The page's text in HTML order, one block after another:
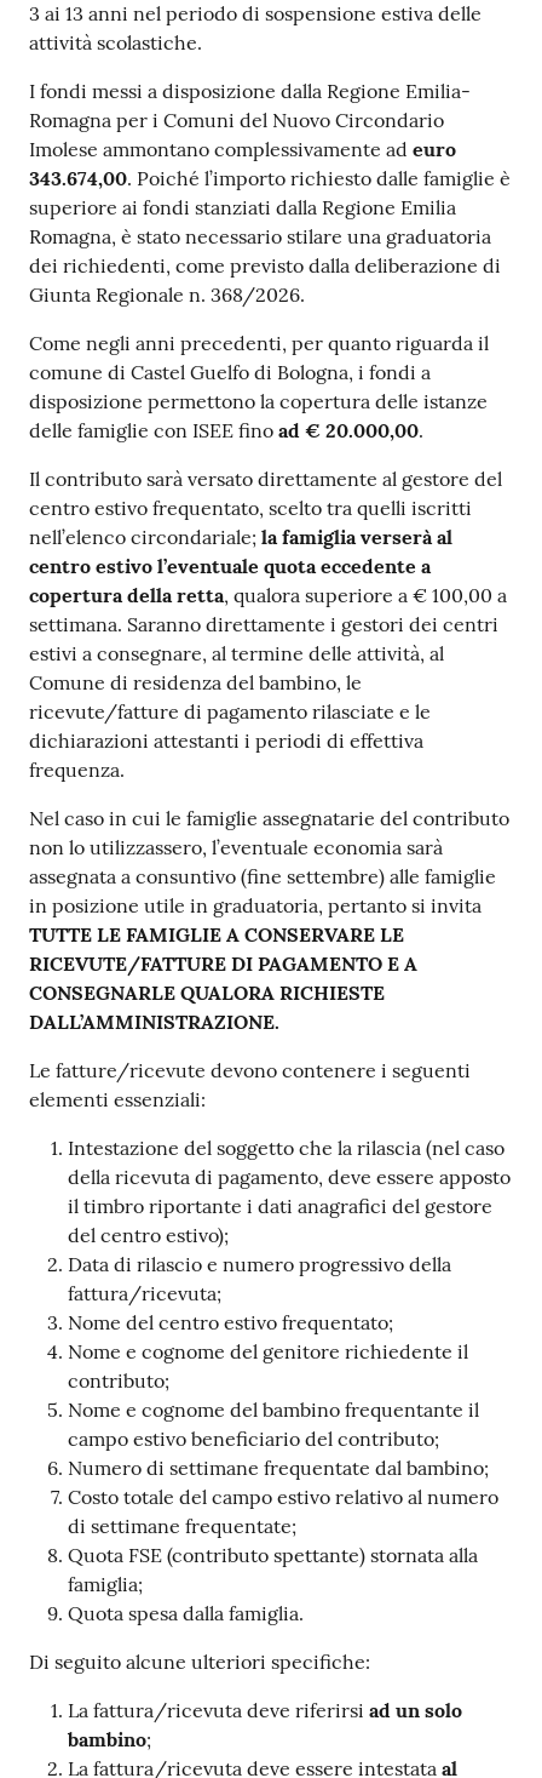
3 ai 13 anni nel periodo di sospensione estiva delle
attività scolastiche.
I fondi messi a disposizione dalla Regione Emilia-
Romagna per i Comuni del Nuovo Circondario
Imolese ammontano complessivamente ad euro
343.674,00. Poiché l’importo richiesto dalle famiglie è
superiore ai fondi stanziati dalla Regione Emilia
Romagna, è stato necessario stilare una graduatoria
dei richiedenti, come previsto dalla deliberazione di
Giunta Regionale n. 368/2026.
Come negli anni precedenti, per quanto riguarda il
comune di Castel Guelfo di Bologna, i fondi a
disposizione permettono la copertura delle istanze
delle famiglie con ISEE fino ad € 20.000,00.
Il contributo sarà versato direttamente al gestore del
centro estivo frequentato, scelto tra quelli iscritti
nell’elenco circondariale; la famiglia verserà al
centro estivo l’eventuale quota eccedente a
copertura della retta, qualora superiore a € 100,00 a
settimana. Saranno direttamente i gestori dei centri
estivi a consegnare, al termine delle attività, al
Comune di residenza del bambino, le
ricevute/fatture di pagamento rilasciate e le
dichiarazioni attestanti i periodi di effettiva
frequenza.
Nel caso in cui le famiglie assegnatarie del contributo
non lo utilizzassero, l’eventuale economia sarà
assegnata a consuntivo (fine settembre) alle famiglie
in posizione utile in graduatoria, pertanto si invita
TUTTE LE FAMIGLIE A CONSERVARE LE
RICEVUTE/FATTURE DI PAGAMENTO E A
CONSEGNARLE QUALORA RICHIESTE
DALL’AMMINISTRAZIONE.
Le fatture/ricevute devono contenere i seguenti
elementi essenziali:
Intestazione del soggetto che la rilascia (nel caso
della ricevuta di pagamento, deve essere apposto
il timbro riportante i dati anagrafici del gestore
del centro estivo);
Data di rilascio e numero progressivo della
fattura/ricevuta;
Nome del centro estivo frequentato;
Nome e cognome del genitore richiedente il
contributo;
Nome e cognome del bambino frequentante il
campo estivo beneficiario del contributo;
Numero di settimane frequentate dal bambino;
Costo totale del campo estivo relativo al numero
di settimane frequentate;
Quota FSE (contributo spettante) stornata alla
famiglia;
Quota spesa dalla famiglia.
Di seguito alcune ulteriori specifiche:
La fattura/ricevuta deve riferirsi ad un solo
bambino;
La fattura/ricevuta deve essere intestata al